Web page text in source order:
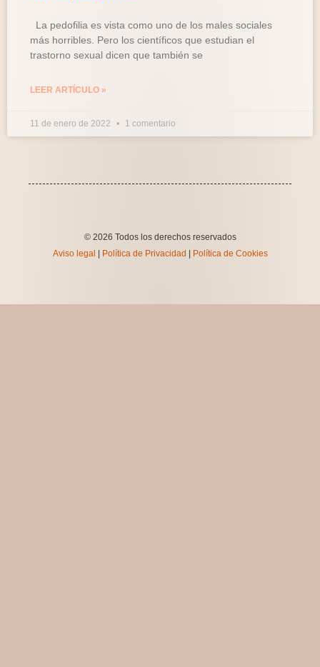
La pedofilia es vista como uno de los males sociales
más horribles. Pero los científicos que estudian el
trastorno sexual dicen que también se
LEER ARTÍCULO »
11 de enero de 2022 1 comentario
© 2026 Todos los derechos reservados
Aviso legal | Política de Privacidad | Política de Cookies